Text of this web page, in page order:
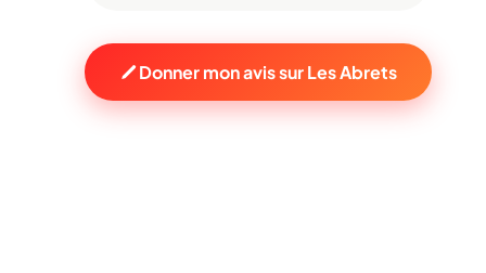
Donner mon avis sur Les Abrets